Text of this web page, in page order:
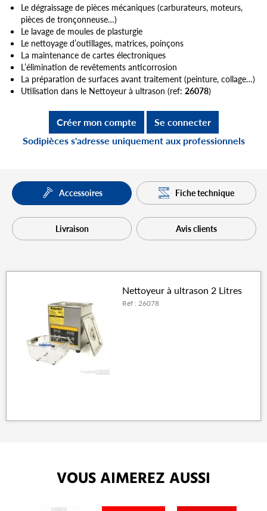
Le dégraissage de pièces mécaniques (carburateurs, moteurs,
pièces de tronçonneuse…)
Le lavage de moules de plasturgie
Le nettoyage d’outillages, matrices, poinçons
La maintenance de cartes électroniques
L’élimination de revêtements anticorrosion
La préparation de surfaces avant traitement (peinture, collage…)
Utilisation dans le Nettoyeur à ultrason (ref: 26078)
Créer mon compte
Se connecter
Sodipièces s'adresse uniquement aux professionnels
Accessoires Fiche technique
Livraison Avis clients
Nettoyeur à ultrason 2 Litres
Réf : 26078
VOUS AIMEREZ AUSSI